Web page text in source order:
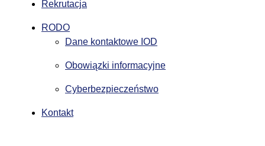
Rekrutacja
RODO
Dane kontaktowe IOD
Obowiązki informacyjne
Cyberbezpieczeństwo
Kontakt